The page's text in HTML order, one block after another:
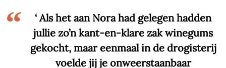
‘ Als het aan Nora had gelegen hadden
jullie zo’n kant-en-klare zak winegums
gekocht, maar eenmaal in de drogisterij
voelde jij je onweerstaanbaar